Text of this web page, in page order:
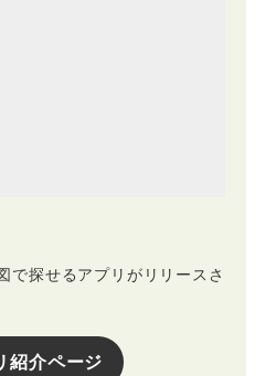
で探せるアプリがリリースさ
紹介ページ